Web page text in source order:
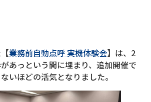
業務前自動点呼 実機体験会】は、2
あっという間に埋まり、追加開催で
いほどの活気となりました。